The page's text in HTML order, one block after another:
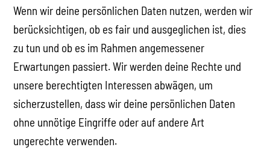
Wenn wir deine persönlichen Daten nutzen, werden wir
berücksichtigen, ob es fair und ausgeglichen ist, dies
zu tun und ob es im Rahmen angemessener
Erwartungen passiert. Wir werden deine Rechte und
unsere berechtigten Interessen abwägen, um
sicherzustellen, dass wir deine persönlichen Daten
ohne unnötige Eingriffe oder auf andere Art
ungerechte verwenden.